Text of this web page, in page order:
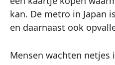
kan. De metro in Japan
en daarnaast ook
Mensen wachten